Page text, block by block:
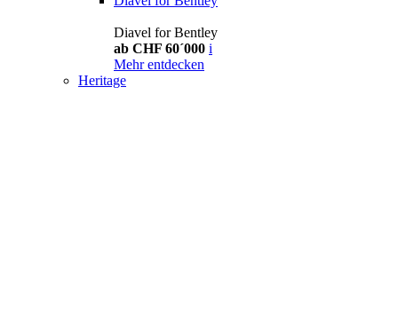
Diavel for Bentley
ab CHF 60´000 i
Mehr entdecken
Heritage